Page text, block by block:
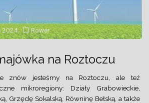
2024 Rower
na Roztoczu
znów jesteśmy na Roztoczu, ale też
mikroregiony: Działy Grabowieckie,
Grzędę Sokalską, Równinę Bełską, a także